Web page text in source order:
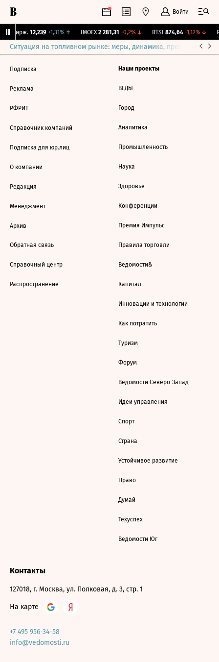
Войти
Бирж. 12,239 +1,31%↑ IMOEX 2 281,31 -0,2%↓ RTSI 874,64 -1,12%↓
Ситуация на топливном рынке: меры, динамика, прогнозы
Подписка
Реклама
РФРИТ
Справочник компаний
Подписка для юр.лиц
О компании
Редакция
Менеджмент
Архив
Обратная связь
Справочный центр
Распространение
Наши проекты
ВЕДЫ
Город
Аналитика
Промышленность
Наука
Здоровье
Конференции
Премия Импульс
Правила торговли
Ведомости&
Капитал
Инновации и технологии
Как потратить
Туризм
Форум
Ведомости Северо-Запад
Идеи управления
Спорт
Страна
Устойчивое развитие
Право
Думай
Техуспех
Ведомости Юг
Контакты
127018, г. Москва, ул. Полковая, д. 3, стр. 1
На карте
+7 495 956-34-58
info@vedomosti.ru